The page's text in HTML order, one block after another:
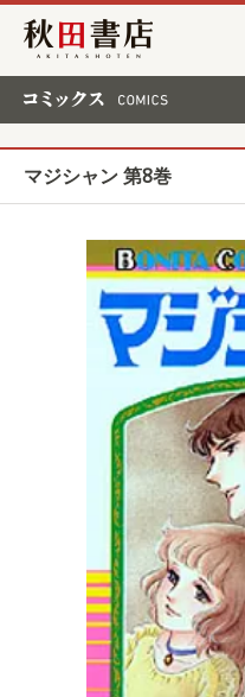
秋田書店
マジシャン 第8巻